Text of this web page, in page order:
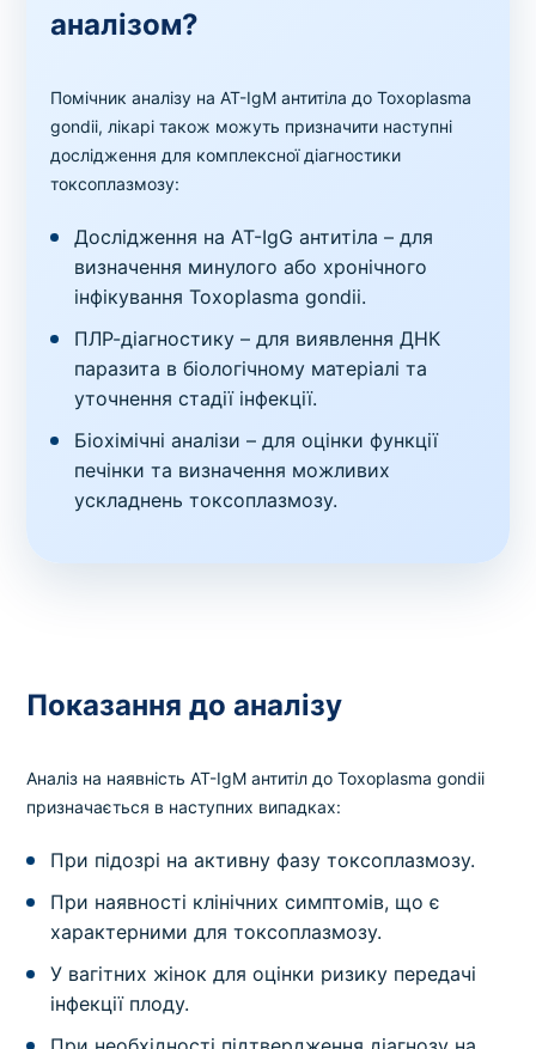
аналізом?
Помічник аналізу на AT-IgМ антитіла до Toxoplasma
gondii, лікарі також можуть призначити наступні
дослідження для комплексної діагностики
токсоплазмозу:
Дослідження на AT-IgG антитіла – для
визначення минулого або хронічного
інфікування Toxoplasma gondii.
ПЛР-діагностику – для виявлення ДНК
паразита в біологічному матеріалі та
уточнення стадії інфекції.
Біохімічні аналізи – для оцінки функції
печінки та визначення можливих
ускладнень токсоплазмозу.
Показання до аналізу
Аналіз на наявність AT-IgМ антитіл до Toxoplasma gondii
призначається в наступних випадках:
При підозрі на активну фазу токсоплазмозу.
При наявності клінічних симптомів, що є
характерними для токсоплазмозу.
У вагітних жінок для оцінки ризику передачі
інфекції плоду.